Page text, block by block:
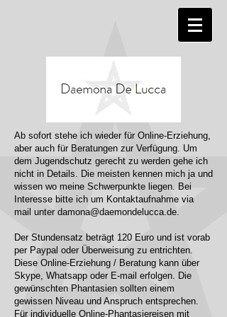
Ab sofort stehe ich wieder für Online-Erziehung,
aber auch für Beratungen zur Verfügung. Um
dem Jugendschutz gerecht zu werden gehe ich
nicht in Details. Die meisten kennen mich ja und
wissen wo meine Schwerpunkte liegen. Bei
Interesse bitte ich um Kontaktaufnahme via
mail unter damona@daemondelucca.de.
Der Stundensatz beträgt 120 Euro und ist vorab
per Paypal oder Überweisung zu entrichten.
Diese Online-Erziehung / Beratung kann über
Skype, Whatsapp oder E-mail erfolgen. Die
gewünschten Phantasien sollten einem
gewissen Niveau und Anspruch entsprechen.
Für individuelle Online-Phantasiereisen mit